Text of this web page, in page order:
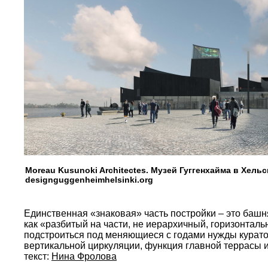
Moreau Kusunoki Architectes. Музей Гуггенхайма в
designguggenheimhelsinki.org
Единственная «знаковая» часть постройки – это
как «разбитый на части, не иерархичный,
подстроиться под меняющиеся с годами нужды
вертикальной циркуляции, функция главной террасы
текст: Нина Фролова